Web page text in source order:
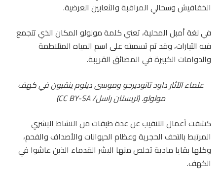
الخفافيش وسحالي المراقبة والثعابين العرضية.
في لغة أمبل المحلية، تعني كلمة مولولو المكان الذي تتجمع
فيه التيارات، وقد تم تسميته على اسم المياه المتلاطمة
والدوامات الكبيرة في المضائق القريبة.
علماء الآثار داود تانوديرجو وموسى ديلوم ينقبون في كهف
مولولو. (تريستان راسل/CC BY-SA
)
كشفت أعمال التنقيب عن عدة طبقات من النشاط البشري
المرتبط بالتحف الحجرية وعظام الحيوانات والأصداف والفحم،
وكلها بقايا مادية تخلص منها البشر القدماء الذين عاشوا في
الكهف.